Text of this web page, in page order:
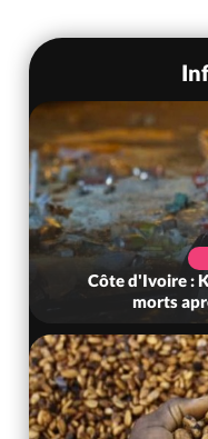
Côte d'Ivoire :
morts